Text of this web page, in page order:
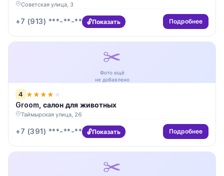
Советская улица, 3
+7 (913) ***-**-** Показать Подробнее
✂️
Фото ещё
не добавлено
4 ★★★★ ★
Groom, салон для животных
Таймырская улица, 26
+7 (391) ***-**-** Показать Подробнее
✂️